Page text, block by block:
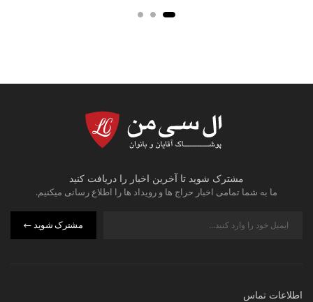
مشترک شوید تا آخرین اخبار را دریافت کنید
ما به شما تمامی اخبار حراج ها و رویداد ها را اطلاع رسانی میکنیم.
مشترک شوید
اطلاعات تماس